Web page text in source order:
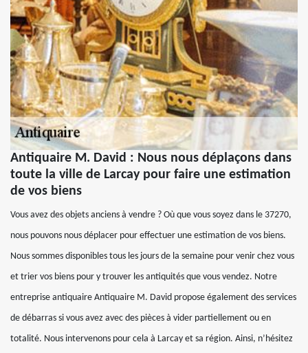
Antiquaire M. David : Nous nous déplaçons dans
toute la ville de Larcay pour faire une estimation
de vos biens
Vous avez des objets anciens à vendre ? Où que vous soyez dans le 37270,
nous pouvons nous déplacer pour effectuer une estimation de vos biens.
Nous sommes disponibles tous les jours de la semaine pour venir chez vous
et trier vos biens pour y trouver les antiquités que vous vendez. Notre
entreprise antiquaire Antiquaire M. David propose également des services
de débarras si vous avez avec des pièces à vider partiellement ou en
totalité. Nous intervenons pour cela à Larcay et sa région. Ainsi, n’hésitez